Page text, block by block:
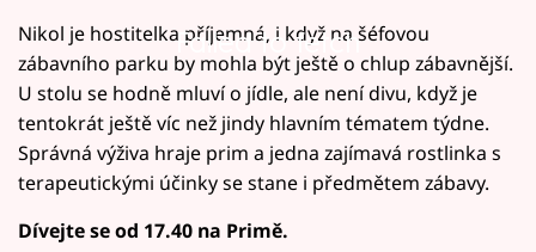
Failed to fetch
Nikol je hostitelka příjemná, i když na šéfovou
zábavního parku by mohla být ještě o chlup zábavnější.
U stolu se hodně mluví o jídle, ale není divu, když je
tentokrát ještě víc než jindy hlavním tématem týdne.
Správná výživa hraje prim a jedna zajímavá rostlinka s
terapeutickými účinky se stane i předmětem zábavy.
Dívejte se od 17.40 na Primě.